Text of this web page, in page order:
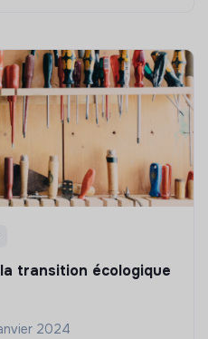
transition écologique
2024